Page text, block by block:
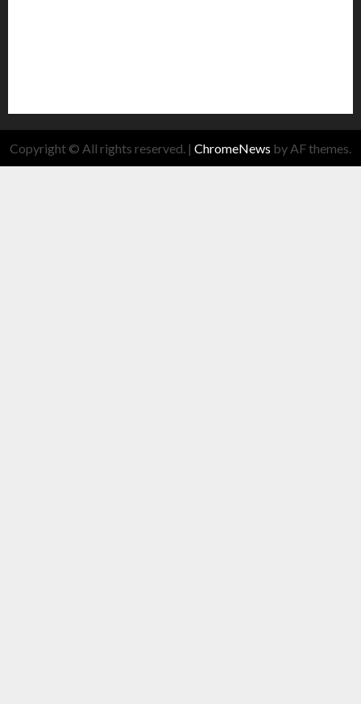
Copyright © All rights reserved. | ChromeNews by AF themes.